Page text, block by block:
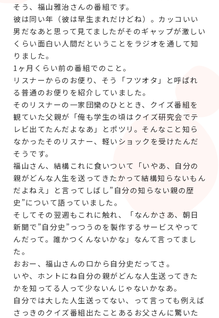
そう、福山雅治さんの番組です。
彼は同い年（彼は早生まれだけどね）。カッコいい
男だなあと思って見てましたがそのギャップが激しい
くらい面白い人間だということをラジオを通して知
りました。
1ヶ月くらい前の番組でのこと。
リスナーからのお便り、そう「フツオタ」と呼ばれ
る普通のお便りを紹介していました。
そのリスナーの一家団欒のひととき、クイズ番組を
観ていた父親が「俺も学生の頃はクイズ研究会でテ
レビ出てたんだよなあ」とポツリ。そんなこと知ら
なかったそのリスナー、軽いショックを受けたんだ
そうです。
福山さん、結構これに食いついて「いやあ、自分の
親がどんな人生を送ってきたかって結構知らないもん
だよねえ」と言ってしばし”自分の知らない親の歴
史”について語っていました。
そしてその翌週もこれに触れ、「なんかさあ、朝日
新聞で”自分史”っつうのを製作するサービスやって
んだって。誰かつくんないかな」なんて言ってまし
た。
おおー、福山さんの口から自分史だってさ。
いや、ホントにね自分の親がどんな人生送ってきた
かを知ってる人って少ないんじゃないかなあ。
自分では大した人生送ってない、って言っても例えば
さっきのクイズ番組出たことあるお父さんに驚いた